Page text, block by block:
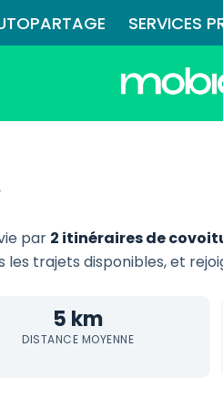
SERVICES
par 2 itinéraires de
les trajets disponibles, et
5 km
DISTANCE MOYENNE